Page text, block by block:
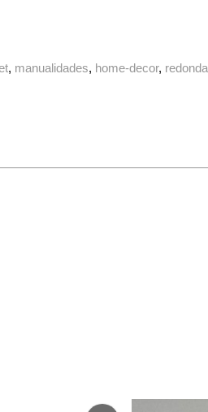
manualidades home-decor